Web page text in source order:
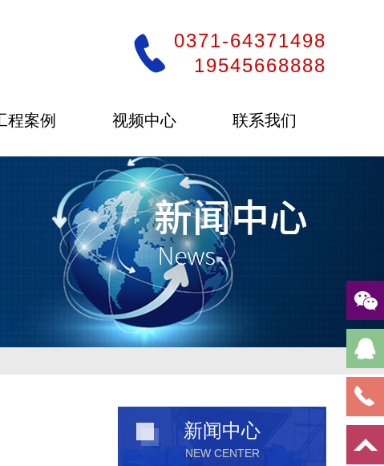
0371-64371498
19545668888
程案例 视频中心 联系我们
新闻中心
NEW CENTER